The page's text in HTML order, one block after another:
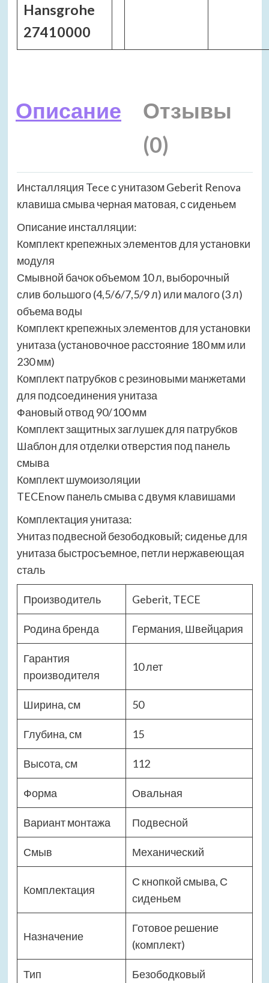
Hansgrohe
27410000
Описание
Отзывы
(0)
Инсталляция Tece с унитазом Geberit Renova
клавиша смыва черная матовая, с сиденьем
Описание инсталляции:
Комплект крепежных элементов для установки
модуля
Смывной бачок объемом 10 л, выборочный
слив большого (4,5/6/7,5/9 л) или малого (3 л)
объема воды
Комплект крепежных элементов для установки
унитаза (установочное расстояние 180 мм или
230 мм)
Комплект патрубков с резиновыми манжетами
для подсоединения унитаза
Фановый отвод 90/100 мм
Комплект защитных заглушек для патрубков
Шаблон для отделки отверстия под панель
смыва
Комплект шумоизоляции
TECEnow панель смыва с двумя клавишами
Комплектация унитаза:
Унитаз подвесной безободковый; сиденье для
унитаза быстросъемное, петли нержавеющая
сталь
Производитель Geberit, TECE
Родина бренда Германия, Швейцария
Гарантия
производителя
10 лет
Ширина, см 50
Глубина, см 15
Высота, см 112
Форма Овальная
Вариант монтажа Подвесной
Смыв Механический
Комплектация
С кнопкой смыва, С
сиденьем
Назначение
Готовое решение
(комплект)
Тип Безободковый